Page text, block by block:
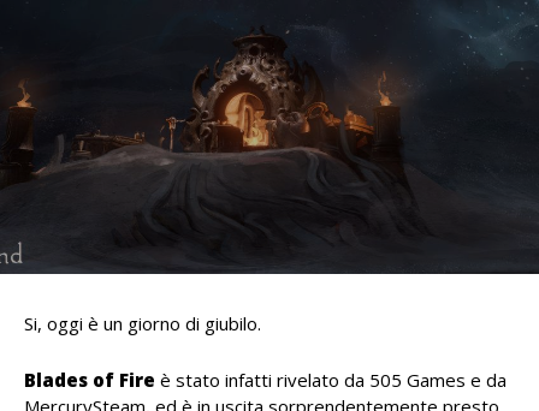
Si, oggi è un giorno di giubilo.
Blades of Fire è stato infatti rivelato da 505 Games e da
MercurySteam, ed è in uscita sorprendentemente presto